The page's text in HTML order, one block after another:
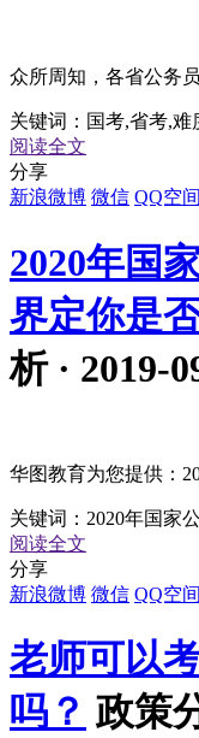
众所周知，各省公务
关键词： 国考,省考,难
阅读全文
分享
新浪微博 微信 QQ空间
2020年国
界定你是
析 · 2019-
华图教育为您提供：
关键词： 2020年国家
阅读全文
分享
新浪微博 微信 QQ空间
老师可以
吗？ 政策